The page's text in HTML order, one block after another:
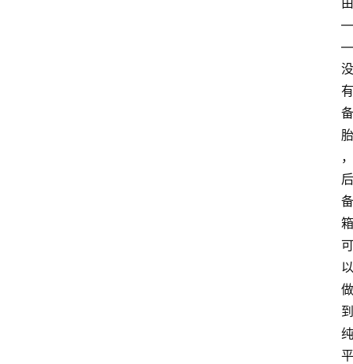
—
—
没
有
备
胎
，
后
备
箱
可
以
做
到
纯
平